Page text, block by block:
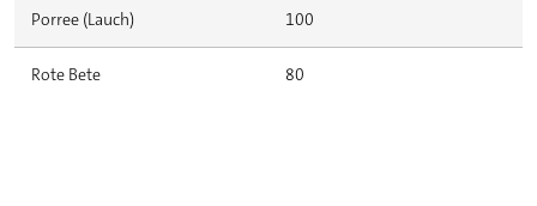
Porree (Lauch) 100
Rote Bete 80